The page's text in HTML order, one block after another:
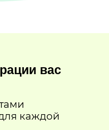
вас
каждой